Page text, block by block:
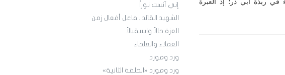
إني آنست نوراً
الشهيد القائد.. فاعل أفعال زمن
العزة حالاً واستقبالاً
العملاء والعلماء
ورد ومورد
ورد ومورد «الحلقة الثانية»
في ربذة أبي ذر؛ إذ العبرة